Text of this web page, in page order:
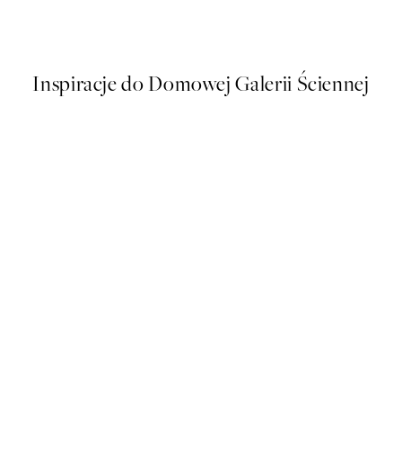
Inspiracje do Domowej Galerii Ściennej